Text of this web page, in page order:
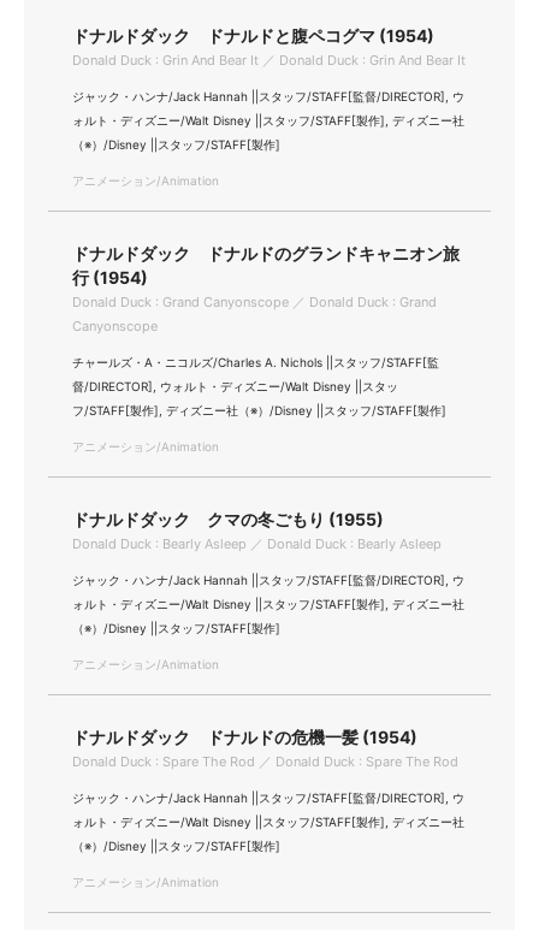
ドナルドダック ドナルドと腹ペコグマ (1954)
Donald Duck : Grin And Bear It ／ Donald Duck : Grin And Bear It
ジャック・ハンナ/Jack Hannah ||スタッフ/STAFF[監督/DIRECTOR], ウ
ォルト・ディズニー/Walt Disney ||スタッフ/STAFF[製作], ディズニー社
（※）/Disney ||スタッフ/STAFF[製作]
アニメーション/Animation
ドナルドダック ドナルドのグランドキャニオン旅
行 (1954)
Donald Duck : Grand Canyonscope ／ Donald Duck : Grand
Canyonscope
チャールズ・A・ニコルズ/Charles A. Nichols ||スタッフ/STAFF[監
督/DIRECTOR], ウォルト・ディズニー/Walt Disney ||スタッ
フ/STAFF[製作], ディズニー社（※）/Disney ||スタッフ/STAFF[製作]
アニメーション/Animation
ドナルドダック クマの冬ごもり (1955)
Donald Duck : Bearly Asleep ／ Donald Duck : Bearly Asleep
ジャック・ハンナ/Jack Hannah ||スタッフ/STAFF[監督/DIRECTOR], ウ
ォルト・ディズニー/Walt Disney ||スタッフ/STAFF[製作], ディズニー社
（※）/Disney ||スタッフ/STAFF[製作]
アニメーション/Animation
ドナルドダック ドナルドの危機一髪 (1954)
Donald Duck : Spare The Rod ／ Donald Duck : Spare The Rod
ジャック・ハンナ/Jack Hannah ||スタッフ/STAFF[監督/DIRECTOR], ウ
ォルト・ディズニー/Walt Disney ||スタッフ/STAFF[製作], ディズニー社
（※）/Disney ||スタッフ/STAFF[製作]
アニメーション/Animation